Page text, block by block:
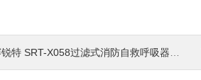
特 SRT-X058过滤式消防自救呼吸器连接强度试验仪测试稳